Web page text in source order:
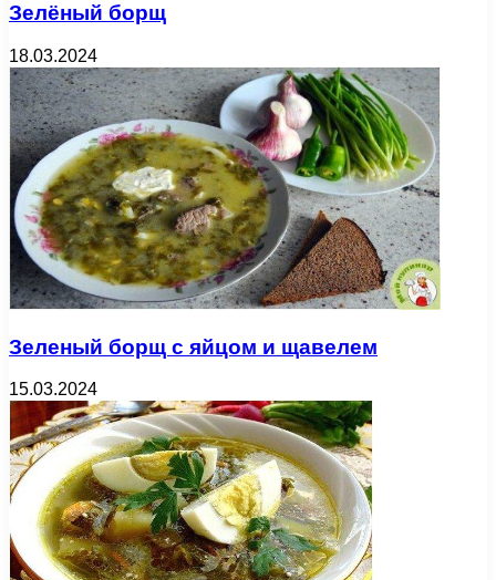
Зелёный борщ
18.03.2024
Зеленый борщ с яйцом и щавелем
15.03.2024